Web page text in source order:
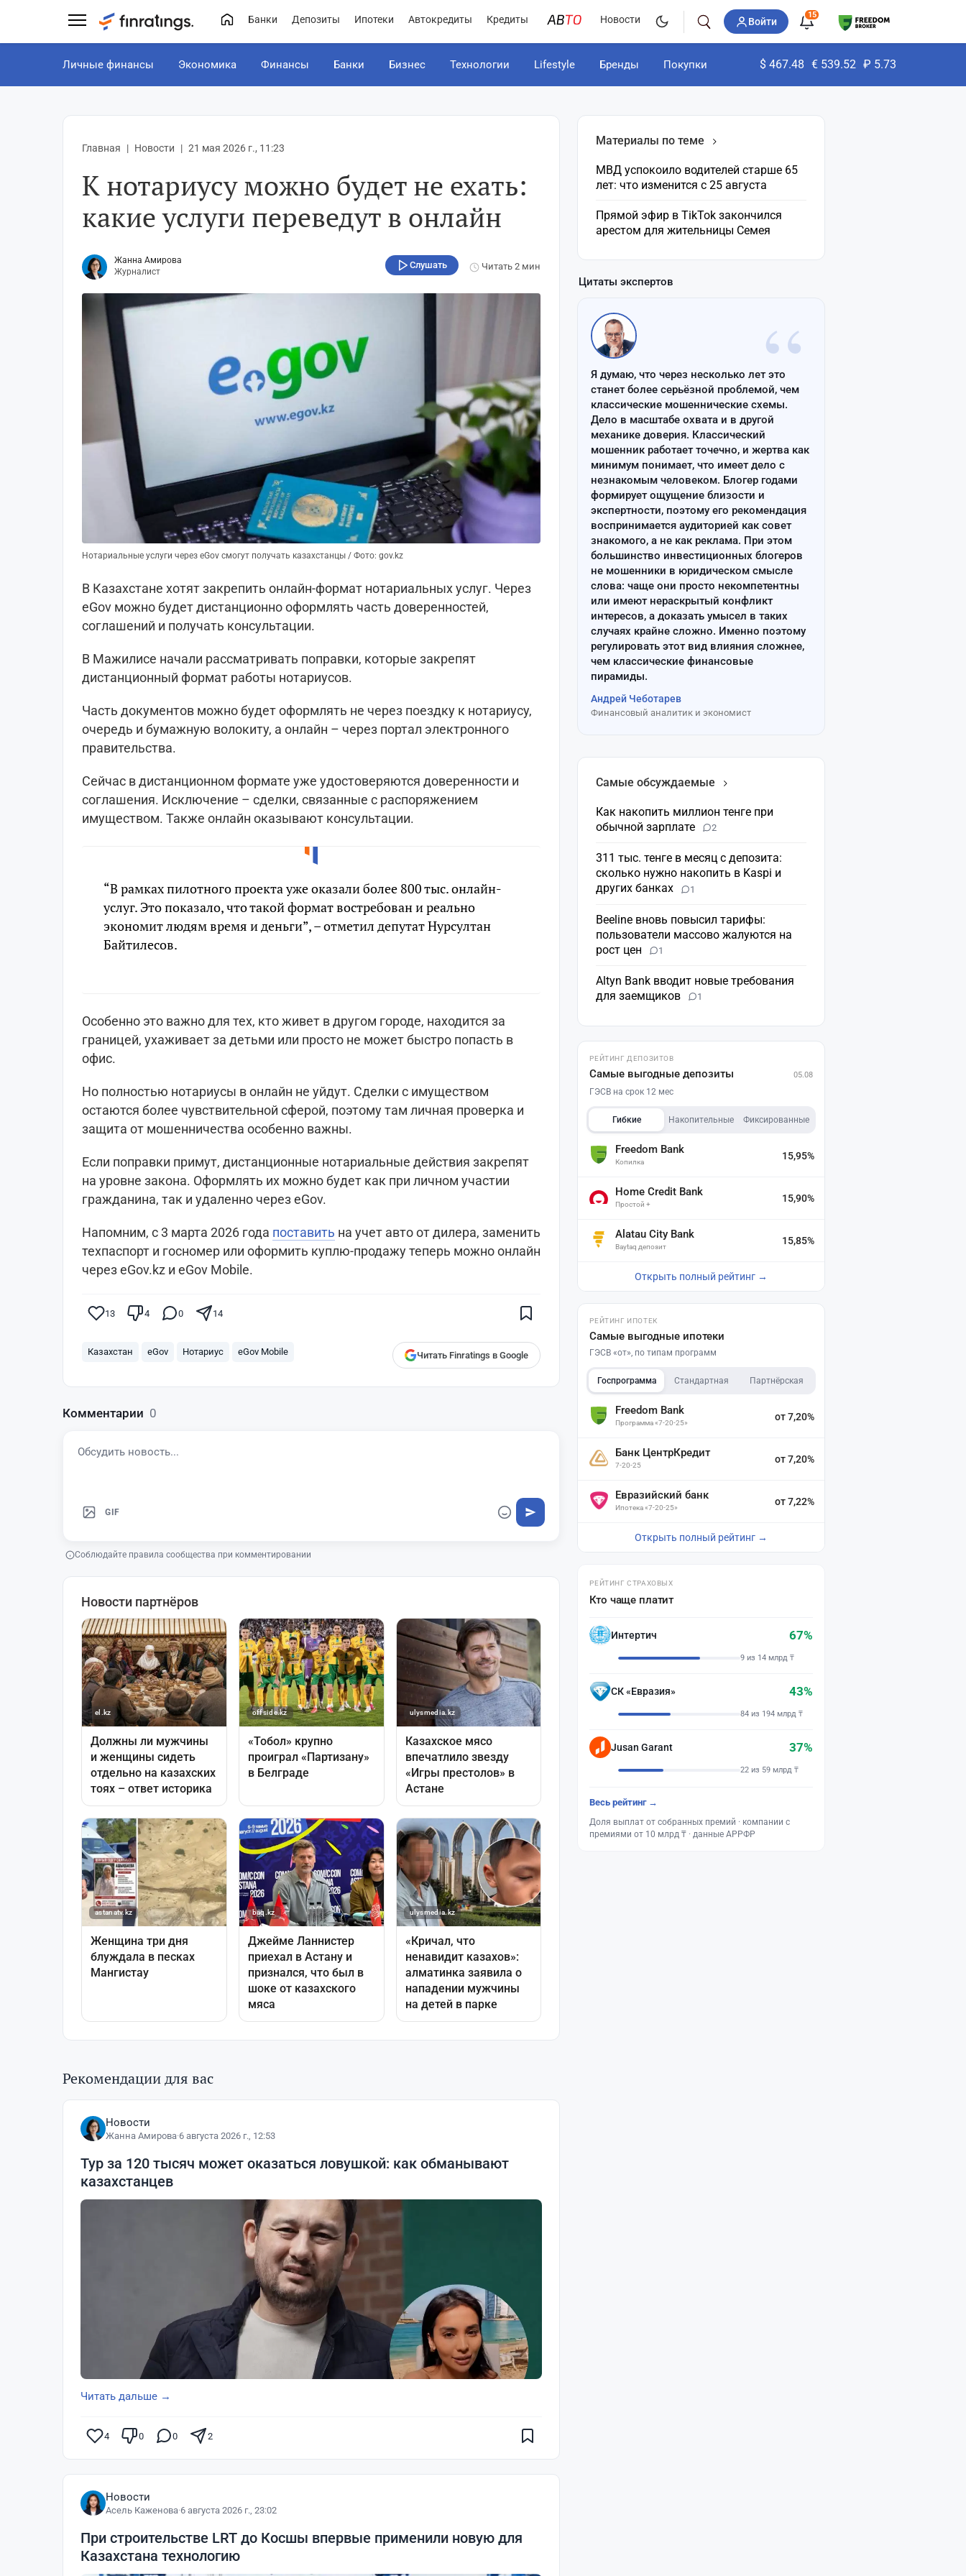
Банки Депозиты Ипотеки Автокредиты Кредиты Новости Войти
15
Личные финансы Экономика Финансы Банки Бизнес Технологии Lifestyle Бренды Покупки $ 467.48 € 539.52 ₽ 5.73
Главная Новости 21 мая 2026 г., 11:23
К нотариусу можно будет не ехать:
какие услуги переведут в онлайн
Жанна Амирова
Журналист
Слушать Читать2 мин
Нотариальные услуги через eGov смогут получать казахстанцы / Фото: gov.kz
В Казахстане хотят закрепить онлайн-формат нотариальных услуг. Через
eGov можно будет дистанционно оформлять часть доверенностей,
соглашений и получать консультации.
В Мажилисе начали рассматривать поправки, которые закрепят
дистанционный формат работы нотариусов.
Часть документов можно будет оформлять не через поездку к нотариусу,
очередь и бумажную волокиту, а онлайн – через портал электронного
правительства.
Сейчас в дистанционном формате уже удостоверяются доверенности и
соглашения. Исключение – сделки, связанные с распоряжением
имуществом. Также онлайн оказывают консультации.
“В рамках пилотного проекта уже оказали более 800 тыс. онлайн-
услуг. Это показало, что такой формат востребован и реально
экономит людям время и деньги”, – отметил депутат Нурсултан
Байтилесов.
Особенно это важно для тех, кто живет в другом городе, находится за
границей, ухаживает за детьми или просто не может быстро попасть в
офис.
Но полностью нотариусы в онлайн не уйдут. Сделки с имуществом
остаются более чувствительной сферой, поэтому там личная проверка и
защита от мошенничества особенно важны.
Если поправки примут, дистанционные нотариальные действия закрепят
на уровне закона. Оформлять их можно будет как при личном участии
гражданина, так и удаленно через eGov.
Напомним, с 3 марта 2026 года поставить на учет авто от дилера, заменить
техпаспорт и госномер или оформить куплю-продажу теперь можно онлайн
через eGov.kz и eGov Mobile.
13 4 0 14
Казахстан eGov Нотариус eGov Mobile Читать Finratings в Google
Комментарии 0
GIF
Соблюдайте правила сообщества при комментировании
Рекомендации для вас
Новости
Жанна Амирова·6 августа 2026 г., 12:53
Тур за 120 тысяч может оказаться ловушкой: как обманывают
казахстанцев
Читать дальше →
4 0 0 2
Новости
Асель Каженова·6 августа 2026 г., 23:02
При строительстве LRT до Косшы впервые применили новую для
Казахстана технологию
Материалы по теме
МВД успокоило водителей старше 65
лет: что изменится с 25 августа
Прямой эфир в TikTok закончился
арестом для жительницы Семея
Цитаты экспертов
“
Я думаю, что через несколько лет это
станет более серьёзной проблемой, чем
классические мошеннические схемы.
Дело в масштабе охвата и в другой
механике доверия. Классический
мошенник работает точечно, и жертва как
минимум понимает, что имеет дело с
незнакомым человеком. Блогер годами
формирует ощущение близости и
экспертности, поэтому его рекомендация
воспринимается аудиторией как совет
знакомого, а не как реклама. При этом
большинство инвестиционных блогеров
не мошенники в юридическом смысле
слова: чаще они просто некомпетентны
или имеют нераскрытый конфликт
интересов, а доказать умысел в таких
случаях крайне сложно. Именно поэтому
регулировать этот вид влияния сложнее,
чем классические финансовые
пирамиды.
Андрей Чеботарев
Финансовый аналитик и экономист
Самые обсуждаемые
Как накопить миллион тенге при
обычной зарплате
2
311 тыс. тенге в месяц с депозита:
сколько нужно накопить в Kaspi и
других банках
1
Beeline вновь повысил тарифы:
пользователи массово жалуются на
рост цен
1
Altyn Bank вводит новые требования
для заемщиков
1
РЕЙТИНГ ДЕПОЗИТОВ
Самые выгодные депозиты 05.08
ГЭСВ на срок 12 мес
Гибкие Накопительные Фиксированные
Freedom Bank
Копилка
15,95%
Home Credit Bank
Простой +
15,90%
Alatau City Bank
Baytaq депозит
15,85%
Открыть полный рейтинг →
РЕЙТИНГ ИПОТЕК
Самые выгодные ипотеки
ГЭСВ «от», по типам программ
Госпрограмма Стандартная Партнёрская
Freedom Bank
Программа «7-20-25»
от 7,20%
Банк ЦентрКредит
7-20-25
от 7,20%
Евразийский банк
Ипотека «7-20-25»
от 7,22%
Открыть полный рейтинг →
РЕЙТИНГ СТРАХОВЫХ
Кто чаще платит
Интертич 67%
9 из 14 млрд ₸
СК «Евразия» 43%
84 из 194 млрд ₸
Jusan Garant 37%
22 из 59 млрд ₸
Весь рейтинг →
Доля выплат от собранных премий · компании с
премиями от 10 млрд ₸ · данные АРРФР